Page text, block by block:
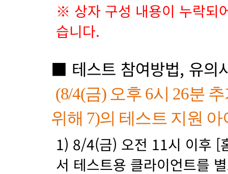
※ 상자 구성 내용이 누락되
습니다.
■ 테스트 참여방법, 유의
(8/4(금) 오후 6시 26분
위해 7)의 테스트 지원
1) 8/4(금) 오전 11시 이후 [
서 테스트용 클라이언트를